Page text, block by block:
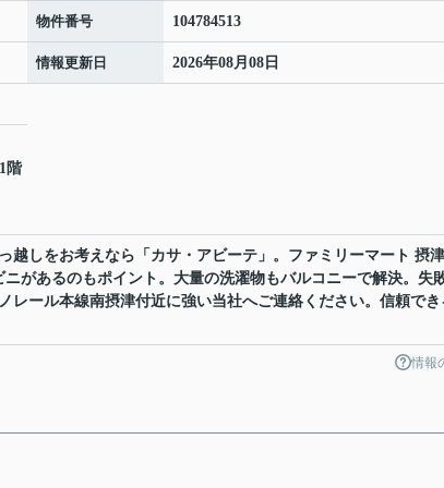
物件番号 104784513
情報更新日 2026年08月08日
階
越しをお考えなら「カサ・アビーテ」。ファミリーマート 摂
があるのもポイント。大量の洗濯物もバルコニーで解決。失
レール本線南摂津付近に強い当社へご連絡ください。信頼でき
情報